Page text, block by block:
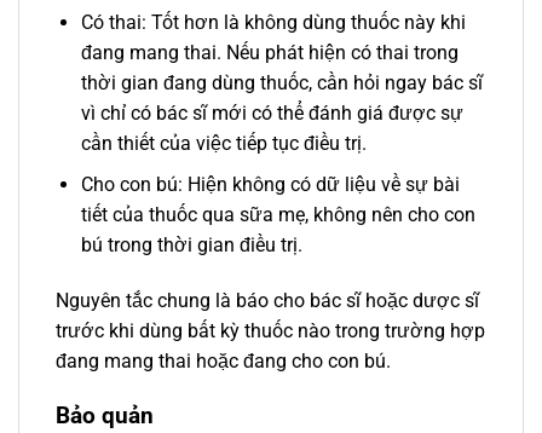
Có thai: Tốt hơn là không dùng thuốc này khi
đang mang thai. Nếu phát hiện có thai trong
thời gian đang dùng thuốc, cần hỏi ngay bác sĩ
vì chỉ có bác sĩ mới có thể đánh giá được sự
cần thiết của việc tiếp tục điều trị.
Cho con bú: Hiện không có dữ liệu về sự bài
tiết của thuốc qua sữa mẹ, không nên cho con
bú trong thời gian điều trị.
Nguyên tắc chung là báo cho bác sĩ hoặc dược sĩ
trước khi dùng bất kỳ thuốc nào trong trường hợp
đang mang thai hoặc đang cho con bú.
Bảo quản